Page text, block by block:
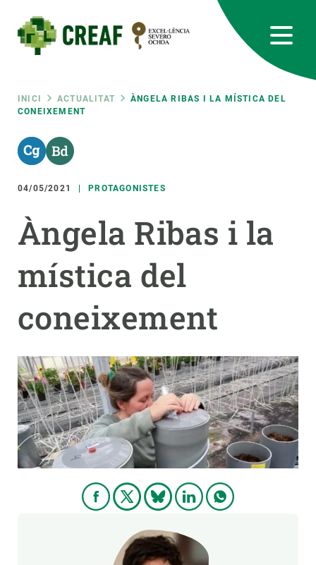
contingut
Fil
d'ariadna
INICI ACTUALITAT
ÀNGELA RIBAS I LA MÍSTICA DEL
CONEIXEMENT
04/05/2021 PROTAGONISTES
Àngela Ribas i la
mística del
coneixement
RRSS
Featured
responsive
INTRANET
Responsive
menu
SOBRE NOSALTRES
CIÈNCIA EN ACCIÓ
UNEIX-TE A NOSALTRES
NOTÍCIES I AGENDA